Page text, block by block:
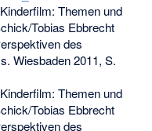
Themen und
Tobias Ebbrecht
des
Wiesbaden 2011, S.
Themen und
Tobias Ebbrecht
des